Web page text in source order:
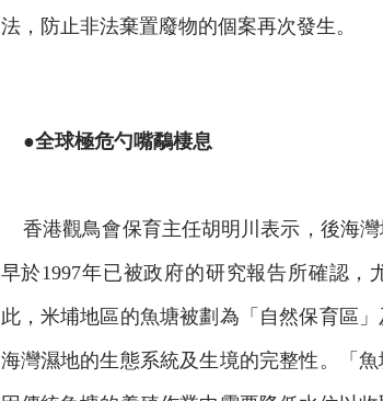
法，防止非法棄置廢物的個案再次發生。
●全球極危勺嘴鷸棲息
香港觀鳥會保育主任胡明川表示，後海
早於1997年已被政府的研究報告所確認，
此，米埔地區的魚塘被劃為「自然保育區
海灣濕地的生態系統及生境的完整性。「